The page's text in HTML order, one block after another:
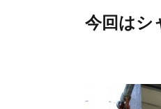
今回はシ